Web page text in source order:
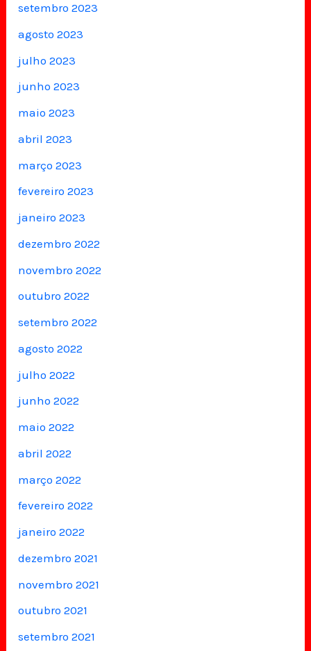
setembro 2023
agosto 2023
julho 2023
junho 2023
maio 2023
abril 2023
março 2023
fevereiro 2023
janeiro 2023
dezembro 2022
novembro 2022
outubro 2022
setembro 2022
agosto 2022
julho 2022
junho 2022
maio 2022
abril 2022
março 2022
fevereiro 2022
janeiro 2022
dezembro 2021
novembro 2021
outubro 2021
setembro 2021